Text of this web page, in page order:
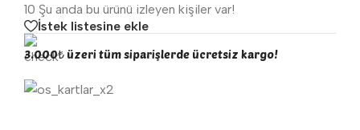
10 Şu anda bu ürünü izleyen kişiler var!
İstek listesine ekle
3.000₺ üzeri tüm siparişlerde ücretsiz kargo!